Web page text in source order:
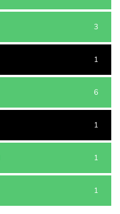
3
1
6
1
1
1